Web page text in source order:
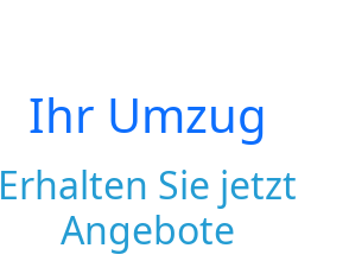
Ihr Umzug
Erhalten Sie jetzt
Angebote